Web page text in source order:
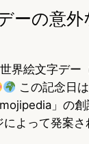
ーの意外
界絵文字デー
この記念日
」の
によって発案さ